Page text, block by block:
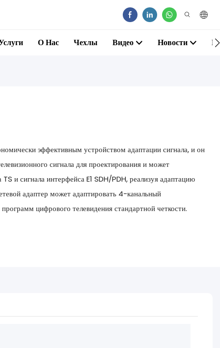
О Нас Чехлы Видео Новости
эффективным устройством адаптации сигнала, и он
сигнала для проектирования и может
и сигнала интерфейса E1 SDH/PDH, реализуя адаптацию
адаптер может адаптировать 4-канальный
цифрового телевидения стандартной четкости.